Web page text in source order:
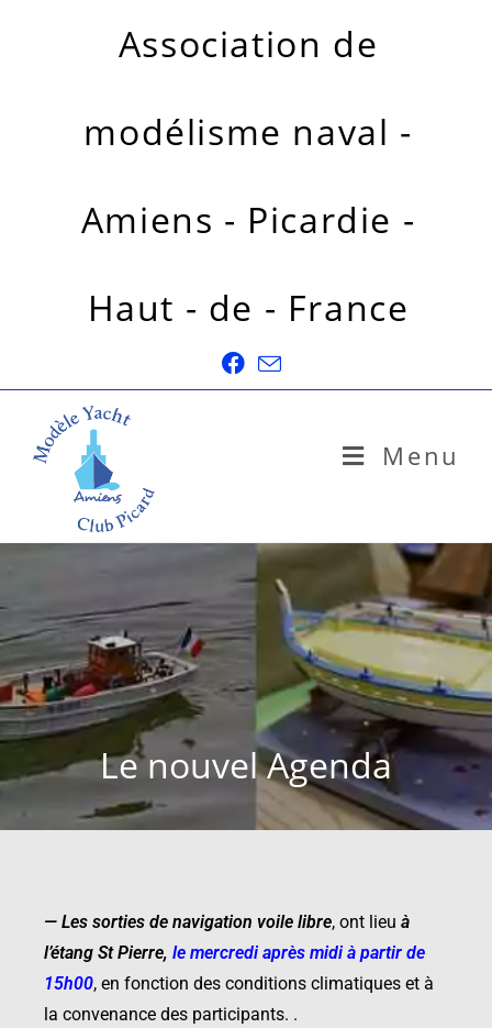
Association de
modélisme naval -
Amiens - Picardie -
Haut - de - France
Menu
Le nouvel Agenda
— Les sorties de navigation voile libre, ont lieu à
l’étang St Pierre, le mercredi après midi à partir de
15h00, en fonction des conditions climatiques et à
la convenance des participants. .